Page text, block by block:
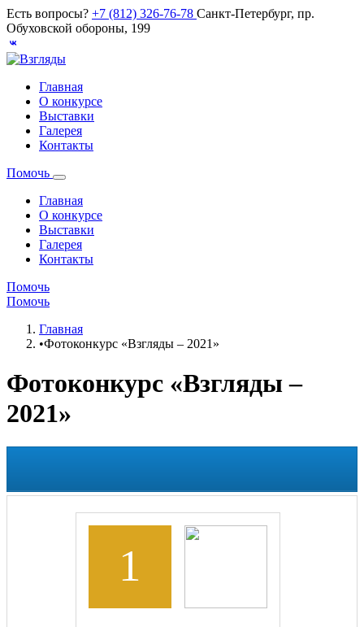
Есть вопросы? +7 (812) 326-76-78 Санкт-Петербург, пр.
Обуховской обороны, 199
Главная
О конкурсе
Выставки
Галерея
Контакты
Помочь
Главная
О конкурсе
Выставки
Галерея
Контакты
Помочь
Помочь
Главная
•Фотоконкурс «Взгляды – 2021»
Фотоконкурс «Взгляды –
2021»
1